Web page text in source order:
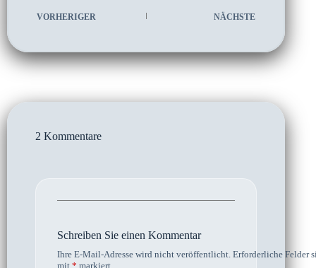
VORHERIGER NÄCHSTE
2 Kommentare
Schreiben Sie einen Kommentar
Ihre E-Mail-Adresse wird nicht veröffentlicht. Erforderliche Felder
mit * markiert